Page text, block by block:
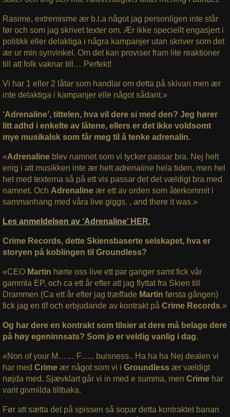
Rasime, extremisme ær b.l.a något jag personligen inte står
før och som jag skrivet texter om. Ær ikke speciellt engasjert i
politikk eller delaktiga i några kampanjer utan skriver som det
ær ur min synvinkel. Om det kan proviser fram lite reaktioner
till att folk vaknar till… Perfekt!
Vi har 1 eller 2 låtar som handlar om detta på skivan men ær
inte delaktiga i kampanjer elle något sådant.»
‘Adrenaline’, tittelen, hva vil dere si med den? Jeg hører
litt adhd i enkelte av låtene, ellers er det ikke voldsomt
mye musikalsk som får meg til å tenke adrenalin.
«Adrenaline blev namnet som vi tycker passar bra. Nej helt
enig i att musikken inte ær heltadrenaline hela tiden, men hel
het med texterna så på ett vis passar det det vældigt bra med
namnet. Och Adrenaline ær ett av orden som återkommit i
sammanhang med våra live giggs. , and there it was.»
Les anmeldelsen av ‘Adrenaline’ HER.
Crime Records, dette Skiensbaserte selskapet, hva er
storyen på koblingen til Groundless?
«CEO Martin hørte oss live ett par ganger samt fick vår
gammla EP, och ca ett år efter att jag flyttat fra Skien till
Drammen (Ca ett år efter jag træffade Martin førsta gången)
fick jag en tlf och erbjudande av kontrakt på Crime Records.»
Og har dere en kontrakt som tilsier at dere må belage dere
på høy egeninnsats? Som jo er veldig vanlig i dag.
«Non of your M…… F….. buisness.. Ha ha ha Nej dealen vi
har med Crime ær något som vi i Groundless ær vældigt
nøjda med. Sjævklart går vi in med e summa, men Crime har
varit givmilda tillbaka.
Før att sætta det på spissen så sopar detta kontraktet banan